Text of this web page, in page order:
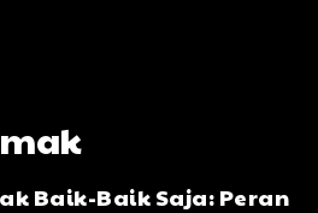
Baik-Baik Saja: Peran